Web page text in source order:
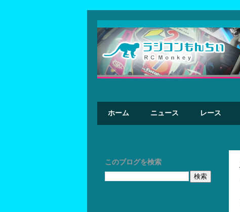
ホーム ニュース レース
このブログを検索